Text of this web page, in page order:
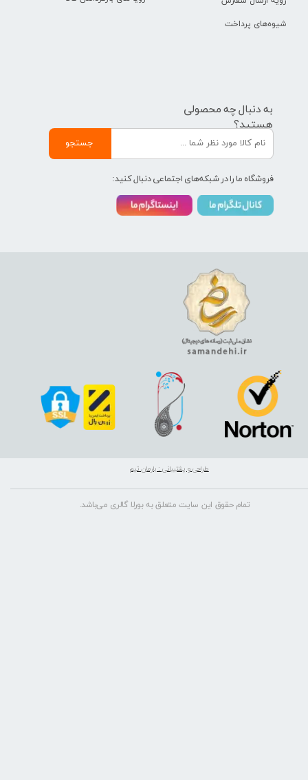
تمام حقوق این سایت متعلق به بورلا گالری می‌باشد.
طراحی و پشتیبانی : بارمان تیم
شیوه‌های پرداخت
به دنبال چه محصولی
هستید؟
جستجو
فروشگاه ما را در شبکه‌های اجتماعی دنبال کنید: